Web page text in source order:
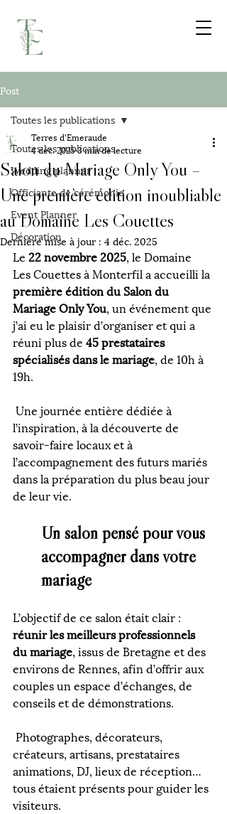
Post
Toutes les publications
Wedding planner
Officiante de cérémonie
Event Planner
Décoration
Toutes les publications
Salon du Mariage Only You –
Une première édition inoubliable
au Domaine Les Couettes
Terres d'Emeraude
4 déc. 20253 min de lecture
Dernière mise à jour : 4 déc. 2025
Le 22 novembre 2025, le Domaine
Les Couettes à Monterfil a accueilli la
première édition du Salon du
Mariage Only You, un événement que
j’ai eu le plaisir d’organiser et qui a
réuni plus de 45 prestataires
spécialisés dans le mariage, de 10h à
19h.
l’inspiration, à la découverte de
savoir-faire locaux et à
l’accompagnement des futurs mariés
dans la préparation du plus beau jour
de leur vie.
Un salon pensé pour vous
accompagner dans votre
mariage
L’objectif de ce salon était clair :
réunir les meilleurs professionnels
du mariage, issus de Bretagne et des
environs de Rennes, afin d’offrir aux
couples un espace d’échanges, de
conseils et de démonstrations.
créateurs, artisans, prestataires
animations, DJ, lieux de réception…
tous étaient présents pour guider les
visiteurs.